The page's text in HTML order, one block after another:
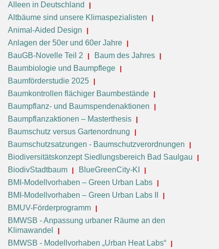
Alleen in Deutschland
Altbäume sind unsere Klimaspezialisten
Animal-Aided Design
Anlagen der 50er und 60er Jahre
BauGB-Novelle Teil 2
Baum des Jahres
Baumbiologie und Baumpflege
Baumförderstudie 2025
Baumkontrollen flächiger Baumbestände
Baumpflanz- und Baumspendenaktionen
Baumpflanzaktionen – Masterthesis
Baumschutz versus Gartenordnung
Baumschutzsatzungen - Baumschutzverordnungen
Biodiversitätskonzept Siedlungsbereich Bad Saulgau
BiodivStadtbaum
BlueGreenCity-KI
BMI-Modellvorhaben – Green Urban Labs
BMI-Modellvorhaben – Green Urban Labs II
BMUV-Förderprogramm
BMWSB - Anpassung urbaner Räume an den
Klimawandel
BMWSB - Modellvorhaben „Urban Heat Labs“